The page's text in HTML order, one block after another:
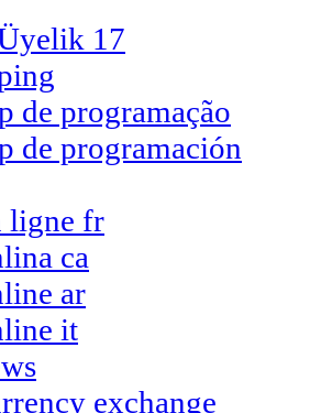
17
de programação
de programación
ligne fr
ca
ar
it
exchange